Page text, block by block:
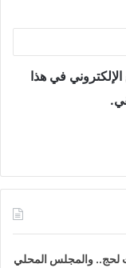
في هذا
لحج.. والمجلس المحلي